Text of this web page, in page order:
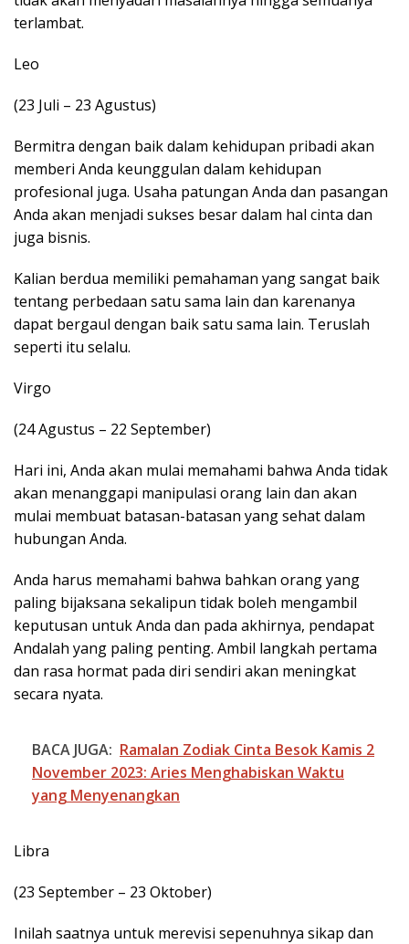
terlambat.
Leo
(23 Juli – 23 Agustus)
Bermitra dengan baik dalam kehidupan pribadi akan
memberi Anda keunggulan dalam kehidupan
profesional juga. Usaha patungan Anda dan pasangan
Anda akan menjadi sukses besar dalam hal cinta dan
juga bisnis.
Kalian berdua memiliki pemahaman yang sangat baik
tentang perbedaan satu sama lain dan karenanya
dapat bergaul dengan baik satu sama lain. Teruslah
seperti itu selalu.
Virgo
(24 Agustus – 22 September)
Hari ini, Anda akan mulai memahami bahwa Anda tidak
akan menanggapi manipulasi orang lain dan akan
mulai membuat batasan-batasan yang sehat dalam
hubungan Anda.
Anda harus memahami bahwa bahkan orang yang
paling bijaksana sekalipun tidak boleh mengambil
keputusan untuk Anda dan pada akhirnya, pendapat
Andalah yang paling penting. Ambil langkah pertama
dan rasa hormat pada diri sendiri akan meningkat
secara nyata.
BACA JUGA: Ramalan Zodiak Cinta Besok Kamis 2
November 2023: Aries Menghabiskan Waktu
yang Menyenangkan
Libra
(23 September – 23 Oktober)
Inilah saatnya untuk merevisi sepenuhnya sikap dan